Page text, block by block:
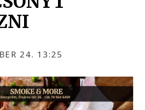
24. 13:25